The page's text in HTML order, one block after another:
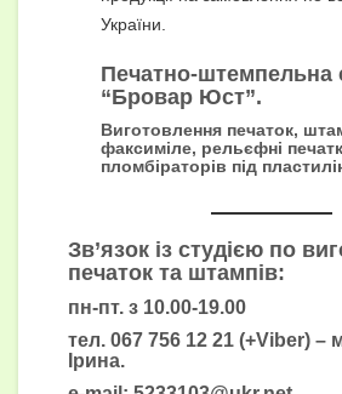
України.
Печатно-штемпельна
“Бровар Юст”.
Виготовлення печаток,
факсиміле, рельєфні
пломбіраторів під
Зв’язок із студією по
печаток та штампів:
пн-пт. з 10.00-19.00
тел. 067 756 12 21 (+Viber) –
Ірина.